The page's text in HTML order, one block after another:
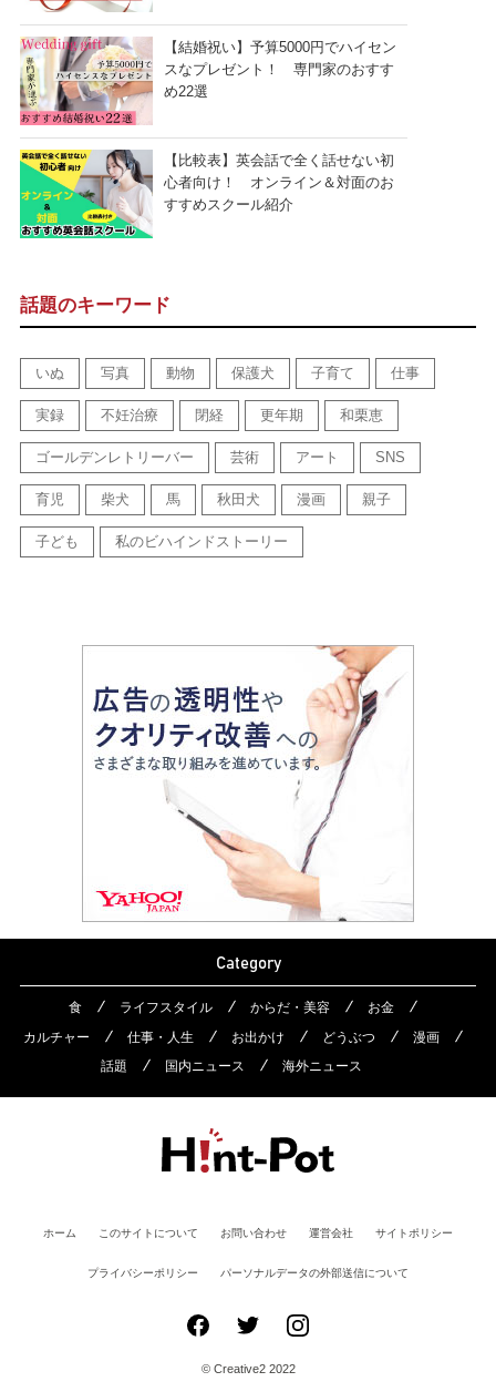
【結婚祝い】予算5000円でハイセン
スなプレゼント！ 専門家のおすす
め22選
【比較表】英会話で全く話せない初
心者向け！ オンライン＆対面のお
すすめスクール紹介
話題のキーワード
いぬ 写真 動物 保護犬 子育て 仕事
実録 不妊治療 閉経 更年期 和栗恵
ゴールデンレトリーバー 芸術 アート SNS
育児 柴犬 馬 秋田犬 漫画 親子
子ども 私のビハインドストーリー
Category
食 ライフスタイル からだ・美容
お金
カルチャー
仕事・人生 お出かけ どうぶつ
漫画
話題
国内ニュース 海外ニュース
ホーム このサイトについて お問い合わせ 運営会社 サイトポリシー
プライバシーポリシー パーソナルデータの外部送信について
© Creative2 2022